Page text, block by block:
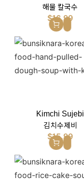
해물 칼국수
$16.99
Kimchi Sujebi
김치수제비
$15.99